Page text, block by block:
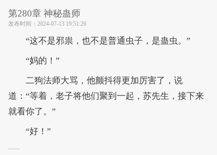
第280章 神秘蛊师
发布时间： 2024-07-13 19:51:26
“这不是邪祟，也不是普通虫子，是蛊虫。”
“妈的！”
二狗法师大骂，他颤抖得更加厉害了，说
道：“等着，老子将他们聚到一起，苏先生，接下来
就看你了。”
“好！”
......